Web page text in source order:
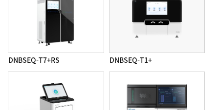
DNBSEQ-T7+RS DNBSEQ-T1+